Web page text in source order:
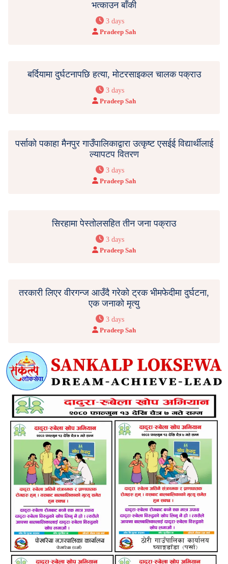
भत्काउन बाँकी
3 days
Pradeep Sah
बर्दियामा दुर्घटनापछि हत्या, मोटरसाइकल चालक पक्राउ
3 days
Pradeep Sah
पर्साको पकाहा मैनपुर गाउँपालिकाद्वारा उत्कृष्ट एसईई विद्यार्थीलाई
ल्यापटप वितरण
3 days
Pradeep Sah
सिरहामा पेस्तोलसहित तीन जना पक्राउ
3 days
Pradeep Sah
तरकारी लिएर वीरगन्ज आउँदै गरेको ट्रक भीमफेदीमा दुर्घटना,
एक जनाको मृत्यु
3 days
Pradeep Sah